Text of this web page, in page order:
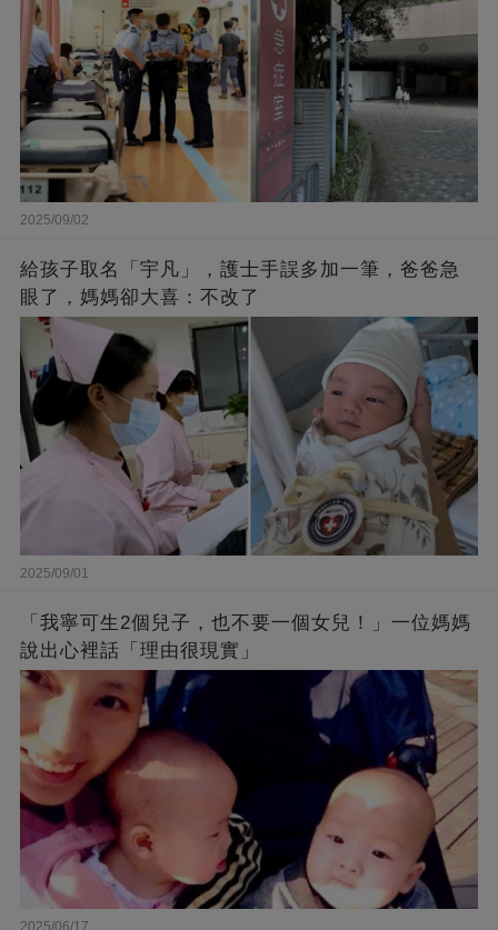
2025/09/02
給孩子取名「宇凡」，護士手誤多加一筆，爸爸急
眼了，媽媽卻大喜：不改了
2025/09/01
「我寧可生2個兒子，也不要一個女兒！」一位媽媽
說出心裡話「理由很現實」
2025/06/17